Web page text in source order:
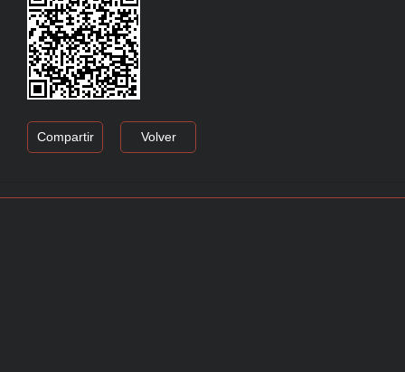
Compartir Volver